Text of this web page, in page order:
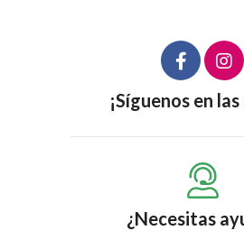
¡Síguenos en
¿Necesitas